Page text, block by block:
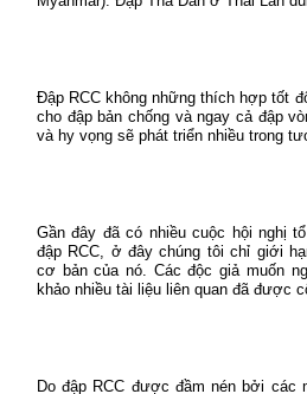
Đập RCC không những thích hợp tốt
cho đập bản chống và ngay cả đập
và hy vọng sẽ phát triển nhiều trong
Gần đây đã có nhiều cuộc hội nghị
đập RCC, ở đây chúng tôi chỉ giới
cơ bản của nó. Các độc giả muốn
khảo nhiều tài liệu liên quan đã được
Do đập RCC được đầm nén bởi các